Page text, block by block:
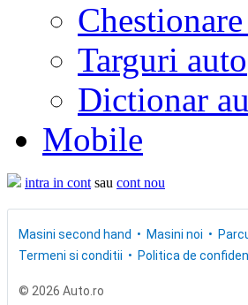
Targuri auto
Dictionar
Mobile
intra in cont sau cont nou
Masini second hand Masini noi
Termeni si conditii
Politica de
© 2026 Auto.ro